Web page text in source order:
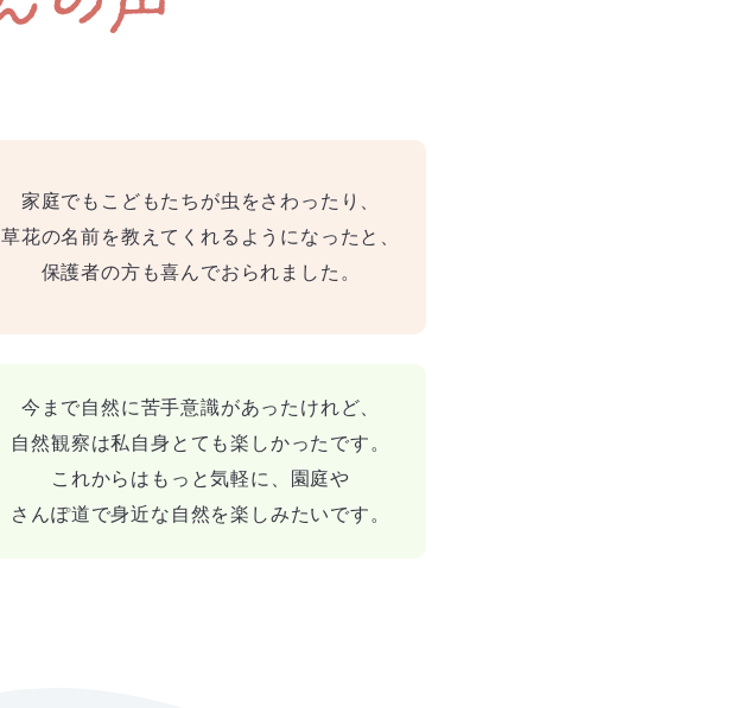
家庭でもこどもたちが虫をさわったり、
草花の名前を教えてくれるようになったと、
保護者の方も喜んでおられました。
今まで自然に苦手意識があったけれど、
自然観察は私自身とても楽しかったです。
これからはもっと気軽に、園庭や
さんぽ道で身近な自然を楽しみたいです。